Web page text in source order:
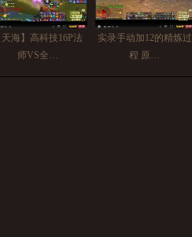
天海】高科技16P法
师VS全…
实录手动加12的精炼过
程 原…